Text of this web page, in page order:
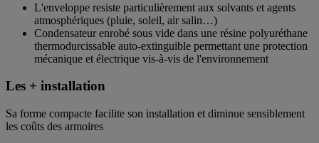
L'enveloppe resiste particulièrement aux solvants et agents
atmosphériques (pluie, soleil, air salin…)
Condensateur enrobé sous vide dans une résine polyuréthane
thermodurcissable auto-extinguible permettant une protection
mécanique et électrique vis-à-vis de l'environnement
Les + installation
Sa forme compacte facilite son installation et diminue sensiblement
les coûts des armoires